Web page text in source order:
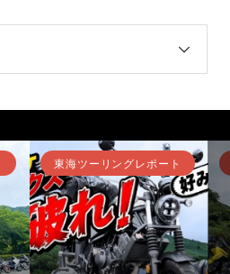
東海ツーリングレポート